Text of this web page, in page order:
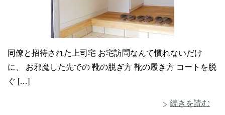
同僚と招待された上司宅 お宅訪問なんて慣れないだけ
に、 お邪魔した先での 靴の脱ぎ方 靴の履き方 コートを脱
ぐ […]
続きを読む